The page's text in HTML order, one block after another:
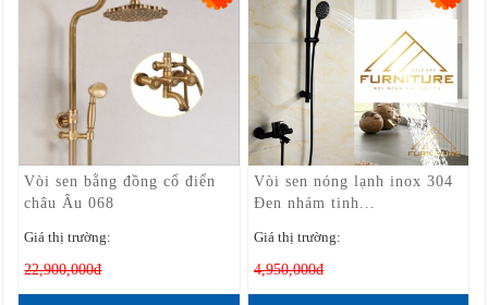
Vòi sen bằng đồng cổ điển
châu Âu 068
Giá thị trường:
22,900,000đ
Vòi sen nóng lạnh inox 304
Đen nhám tinh...
Giá thị trường:
4,950,000đ